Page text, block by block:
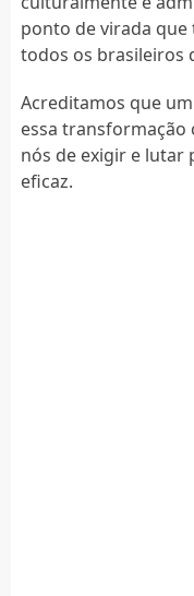
ponto de virada que
todos os brasileiros
Acreditamos que
essa transformação
nós de exigir e lutar
eficaz.